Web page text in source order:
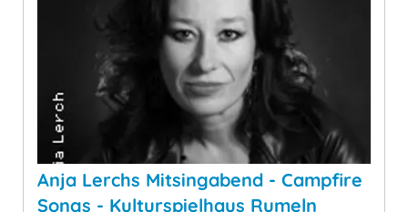
Anja Lerchs Mitsingabend - Campfire
Songs - Kulturspielhaus Rumeln